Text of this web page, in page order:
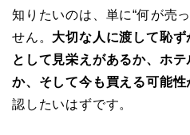
知りたいのは、単に“何が売
せん。 大切な人に渡して恥
として見栄えがあるか、ホ
か、そして今も買える可能性
認したいはずです。